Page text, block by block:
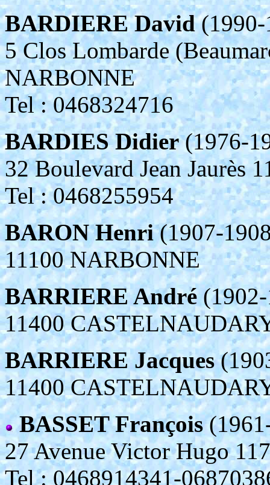
BARDIERE David(1990-
5 Clos Lombarde
NARBONNE
Tel : 0468324716
BARDIES Didier(1976-
32 Boulevard Jean Jaurès
Tel : 0468255954
BARON Henri(1907-
11100 NARBONNE
BARRIERE André
11400
BARRIERE Jacques
11400
BASSET François
27 Avenue Victor Hugo
Tel : 0468914341-